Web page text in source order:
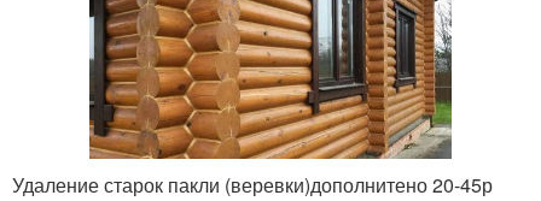
Удаление старок пакли (веревки)дополнитено 20-45р